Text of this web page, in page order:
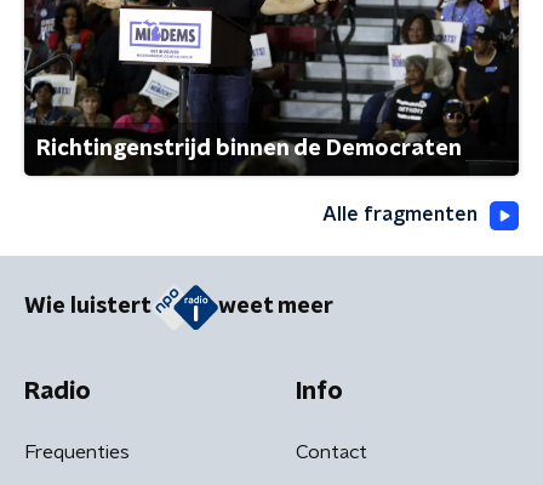
Richtingenstrijd binnen de Democraten
Alle fragmenten
Wie luistert weet meer
Radio
Frequenties
Info
Contact